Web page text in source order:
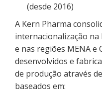
(desde 2016)
A Kern Pharma
internacionalização na
e nas regiões MENA e
desenvolvidos e
de produção através
baseados em: